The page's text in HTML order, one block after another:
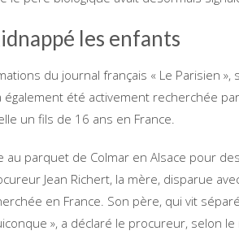
les enfants
du journal français « Le Parisien
été activement recherchée
un fils de 16 ans en France.
parquet de Colmar en Alsace pour
Jean Richert, la mère, disparue
en France. Son père, qui vit
», a déclaré le procureur, selon